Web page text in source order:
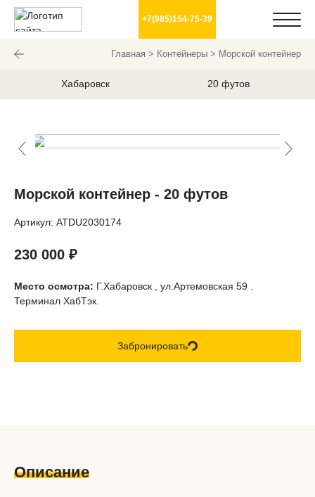
+7(985)154-75-39
Хабаровск 20 футов
Главная > Контейнеры > Морской контейнер
Морской контейнер - 20 футов
Артикул: ATDU2030174
230 000 ₽
Место осмотра: Г.Хабаровск , ул.Артемовская 59 .
Терминал ХабТэк.
Забронировать
Описание